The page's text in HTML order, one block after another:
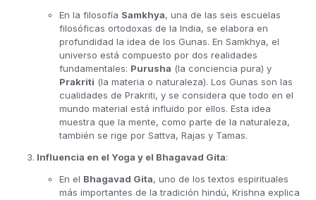
En la filosofía Samkhya, una de las seis escuelas
filosóficas ortodoxas de la India, se elabora en
profundidad la idea de los Gunas. En Samkhya, el
universo está compuesto por dos realidades
fundamentales: Purusha (la conciencia pura) y
Prakriti (la materia o naturaleza). Los Gunas son las
cualidades de Prakriti, y se considera que todo en el
mundo material está influido por ellos. Esta idea
muestra que la mente, como parte de la naturaleza,
también se rige por Sattva, Rajas y Tamas.
Influencia en el Yoga y el Bhagavad Gita:
En el Bhagavad Gita, uno de los textos espirituales
más importantes de la tradición hindú, Krishna explica